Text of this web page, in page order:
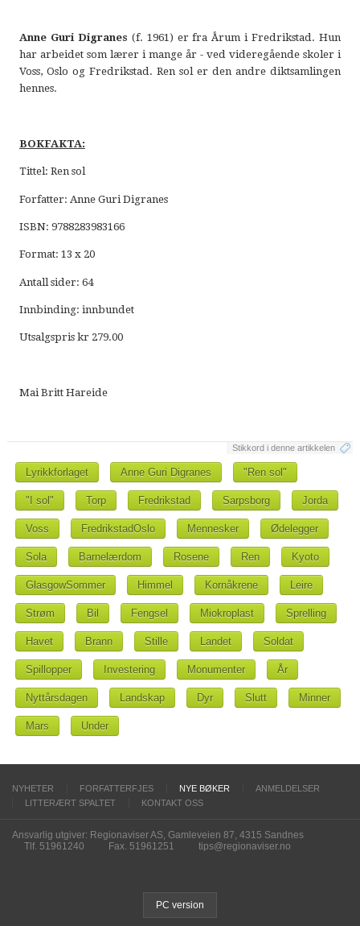
Anne Guri Digranes (f. 1961) er fra Årum i Fredrikstad. Hun
har arbeidet som lærer i mange år - ved videregående skoler i
Voss, Oslo og Fredrikstad. Ren sol er den andre diktsamlingen
hennes.
BOKFAKTA:
Tittel: Ren sol
Forfatter: Anne Guri Digranes
ISBN: 9788283983166
Format: 13 x 20
Antall sider: 64
Innbinding: innbundet
Utsalgspris kr 279.00
Mai Britt Hareide
Stikkord i denne artikkelen
Lyrikkforlaget Anne Guri Digranes "Ren sol"
"I sol" Torp Fredrikstad Sarpsborg Jorda
Voss FredrikstadOslo Mennesker Ødelegger
Sola Barnelærdom Rosene Ren Kyoto
GlasgowSommer Himmel Kornåkrene Leire
Strøm Bil Fengsel Miokroplast Sprelling
Havet Brann Stille Landet Soldat
Spillopper Investering Monumenter År
Nyttårsdagen Landskap Dyr Slutt Minner
Mars Under
NYHETER FORFATTERFJES NYE BØKER
ANMELDELSER
LITTERÆRT SPALTET
KONTAKT OSS
Ansvarlig utgiver: Regionaviser AS, Gamleveien 87, 4315 Sandnes
Tlf. 51961240
Fax. 51961251 tips@regionaviser.no
PC version